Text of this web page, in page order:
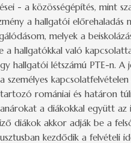
- a közösségépítés, mint
a hallgatói
melyek a
a hallgatókkal való
hallgatói létszámú PTE-n.
személyes
romániai és határon
a diákokkal együtt az
diákok akkor adják be a
kezdődik a